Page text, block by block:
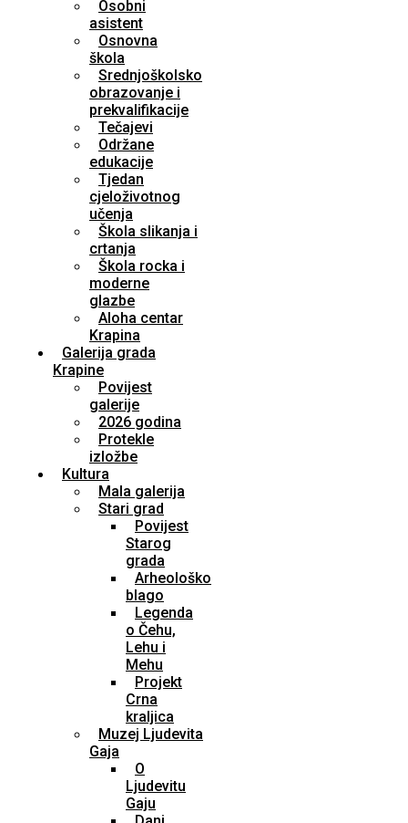
Osobni
asistent
Osnovna
škola
Srednjoškolsko
obrazovanje i
prekvalifikacije
Tečajevi
Održane
edukacije
Tjedan
cjeloživotnog
učenja
Škola slikanja i
crtanja
Škola rocka i
moderne
glazbe
Aloha centar
Krapina
Galerija grada
Krapine
Povijest
galerije
2026 godina
Protekle
izložbe
Kultura
Mala galerija
Stari grad
Povijest
Starog
grada
Arheološko
blago
Legenda
o Čehu,
Lehu i
Mehu
Projekt
Crna
kraljica
Muzej Ljudevita
Gaja
O
Ljudevitu
Gaju